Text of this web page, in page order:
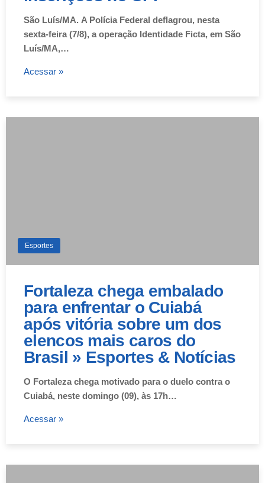
São Luís/MA. A Polícia Federal deflagrou, nesta
sexta-feira (7/8), a operação Identidade Ficta, em São
Luís/MA,…
Acessar »
Esportes
Fortaleza chega embalado
para enfrentar o Cuiabá
após vitória sobre um dos
elencos mais caros do
Brasil » Esportes & Notícias
O Fortaleza chega motivado para o duelo contra o
Cuiabá, neste domingo (09), às 17h…
Acessar »